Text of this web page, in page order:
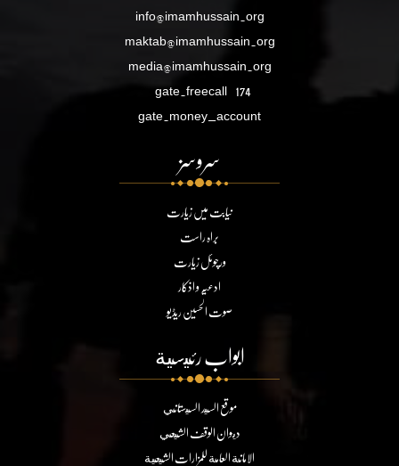
info@imamhussain.org
maktab@imamhussain.org
media@imamhussain.org
gate.freecall 174
gate.money_account
سروسز
نیابت میں زیارت
براہ راست
ورچوئل زیارت
ادعیہ و اذکار
صوت الحسین ریڈیو
ابواب رئيسية
موقع السيد السيستاني
ديوان الوقف الشيعي
الامانة العامة للمزارات الشيعية